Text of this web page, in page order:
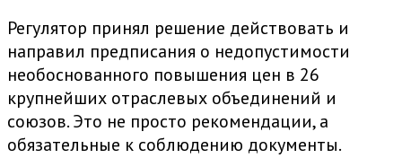
Регулятор принял решение действовать и
направил предписания о недопустимости
необоснованного повышения цен в 26
крупнейших отраслевых объединений и
союзов. Это не просто рекомендации, а
обязательные к соблюдению документы.